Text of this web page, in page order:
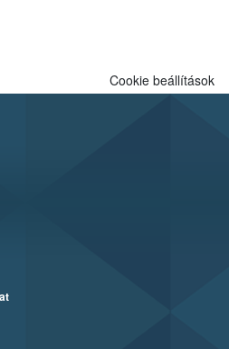
Programja összegyűjtötte a
Cookie beállítások